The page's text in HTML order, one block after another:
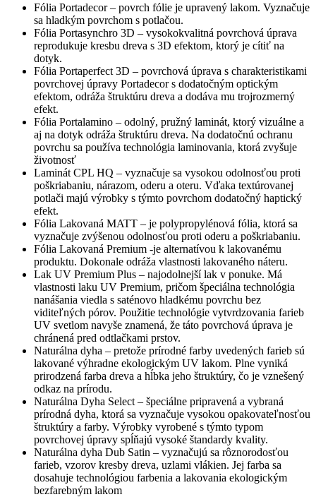
Fólia Portadecor – povrch fólie je upravený lakom. Vyznačuje
sa hladkým povrchom s potlačou.
Fólia Portasynchro 3D – vysokokvalitná povrchová úprava
reprodukuje kresbu dreva s 3D efektom, ktorý je cítiť na
dotyk.
Fólia Portaperfect 3D – povrchová úprava s charakteristikami
povrchovej úpravy Portadecor s dodatočným optickým
efektom, odráža štruktúru dreva a dodáva mu trojrozmerný
efekt.
Fólia Portalamino – odolný, pružný laminát, ktorý vizuálne a
aj na dotyk odráža štruktúru dreva. Na dodatočnú ochranu
povrchu sa používa technológia laminovania, ktorá zvyšuje
životnosť
Laminát CPL HQ – vyznačuje sa vysokou odolnosťou proti
poškriabaniu, nárazom, oderu a oteru. Vďaka textúrovanej
potlači majú výrobky s týmto povrchom dodatočný haptický
efekt.
Fólia Lakovaná MATT – je polypropylénová fólia, ktorá sa
vyznačuje zvýšenou odolnosťou proti oderu a poškriabaniu.
Fólia Lakovaná Premium -je alternatívou k lakovanému
produktu. Dokonale odráža vlastnosti lakovaného náteru.
Lak UV Premium Plus – najodolnejší lak v ponuke. Má
vlastnosti laku UV Premium, pričom špeciálna technológia
nanášania viedla s saténovo hladkému povrchu bez
viditeľných pórov. Použitie technológie vytvrdzovania farieb
UV svetlom navyše znamená, že táto povrchová úprava je
chránená pred odtlačkami prstov.
Naturálna dyha – pretože prírodné farby uvedených farieb sú
lakované výhradne ekologickým UV lakom. Plne vyniká
prirodzená farba dreva a hĺbka jeho štruktúry, čo je vznešený
odkaz na prírodu.
Naturálna Dyha Select – špeciálne pripravená a vybraná
prírodná dyha, ktorá sa vyznačuje vysokou opakovateľnosťou
štruktúry a farby. Výrobky vyrobené s týmto typom
povrchovej úpravy spĺňajú vysoké štandardy kvality.
Naturálna dyha Dub Satin – vyznačujú sa rôznorodosťou
farieb, vzorov kresby dreva, uzlami vlákien. Jej farba sa
dosahuje technológiou farbenia a lakovania ekologickým
bezfarebným lakom